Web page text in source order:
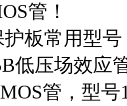
管！
板常用型
低压场效应
管，型